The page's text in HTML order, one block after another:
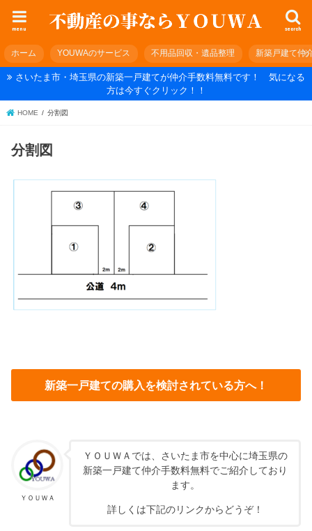
search
menu
ホーム YOUWAのサービス 不用品回収・遺品整理 新築戸建て仲
さいたま市・埼玉県の新築一戸建てが仲介手数料無料です！ 気になる
方は今すぐクリック！！
HOME 分割図
分割図
新築一戸建ての購入を検討されている方へ！
ＹＯＵＷＡ
ＹＯＵＷＡでは、さいたま市を中心に埼玉県の
新築一戸建て仲介手数料無料でご紹介しており
ます。
詳しくは下記のリンクからどうぞ！